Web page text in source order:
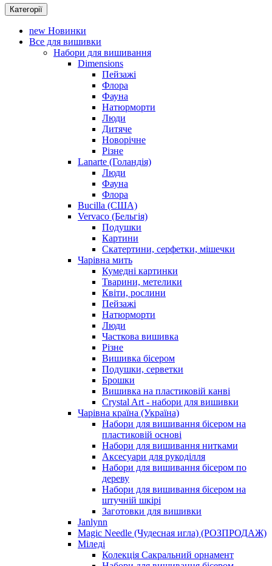
Категорії
new Новинки
Все для вишивки
Набори для вишивання
Dimensions
Пейзажі
Флора
Фауна
Натюрморти
Люди
Дитяче
Новорічне
Різне
Lanarte (Голандія)
Люди
Фауна
Флора
Bucilla (США)
Vervaco (Бельгія)
Подушки
Картини
Скатертини, серфетки, мішечки
Чарiвна мить
Кумедні картинки
Тварини, метелики
Квіти, рослини
Пейзажі
Натюрморти
Люди
Часткова вишивка
Різне
Вишивка бісером
Подушки, серветки
Брошки
Вишивка на пластиковій канві
Crystal Art - набори для вишивки
Чарівна країна (Україна)
Набори для вишивання бісером на
пластиковій основі
Набори для вишивання нитками
Аксесуари для рукоділля
Набори для вишивання бісером по
дереву
Набори для вишивання бісером на
штучній шкірі
Заготовки для вишивки
Janlynn
Magic Needle (Чудесная игла) (РОЗПРОДАЖ)
Міледі
Колекція Сакральний орнамент